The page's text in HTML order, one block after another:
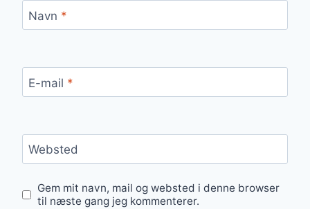
Navn *
E-mail *
Websted
Gem mit navn, mail og websted i denne browser
til næste gang jeg kommenterer.